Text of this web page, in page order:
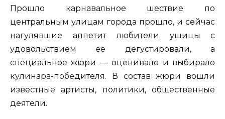
Прошло карнавальное шествие по
центральным улицам города прошло, и сейчас
нагулявшие аппетит любители ушицы с
удовольствием ее дегустировали, а
специальное жюри — оценивало и выбирало
кулинара-победителя. В состав жюри вошли
известные артисты, политики, общественные
деятели.